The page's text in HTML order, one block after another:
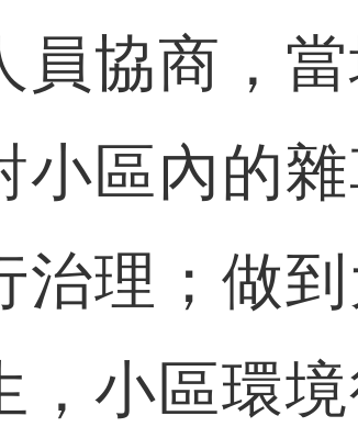
員協商，
區內的
治理；做
，小區環